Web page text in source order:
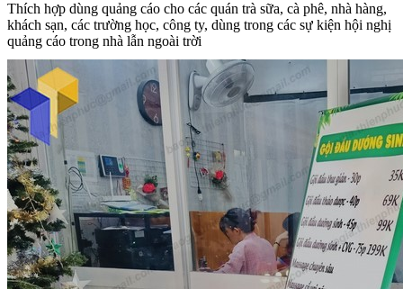
Thích hợp dùng quảng cáo cho các quán trà sữa, cà phê, nhà hàng,
khách sạn, các trường học, công ty, dùng trong các sự kiện hội nghị
quảng cáo trong nhà lẫn ngoài trời